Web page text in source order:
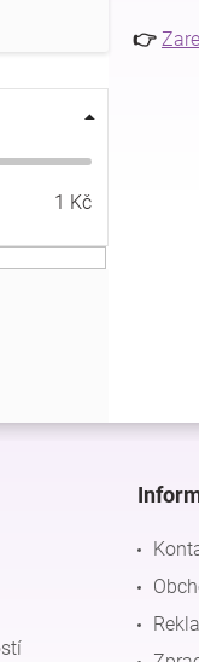
1 Kč
👉